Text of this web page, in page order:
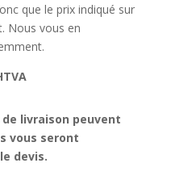
que le prix indiqué sur
Nous vous en
livraison peuvent
vous seront
devis.